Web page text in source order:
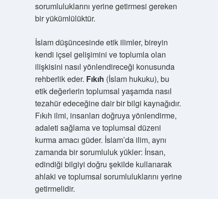
sorumluluklarını yerine getirmesi gereken
bir yükümlülüktür.
İslam düşüncesinde etik ilimler, bireyin
kendi içsel gelişimini ve toplumla olan
ilişkisini nasıl yönlendireceği konusunda
rehberlik eder. Fıkıh (İslam hukuku), bu
etik değerlerin toplumsal yaşamda nasıl
tezahür edeceğine dair bir bilgi kaynağıdır.
Fıkıh ilmi, insanları doğruya yönlendirme,
adaleti sağlama ve toplumsal düzeni
kurma amacı güder. İslam’da ilim, aynı
zamanda bir sorumluluk yükler: İnsan,
edindiği bilgiyi doğru şekilde kullanarak
ahlaki ve toplumsal sorumluluklarını yerine
getirmelidir.